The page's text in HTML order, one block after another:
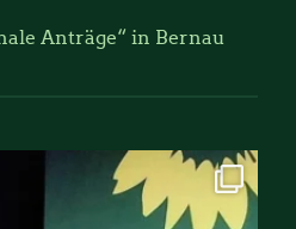
Anträge“ in Bernau